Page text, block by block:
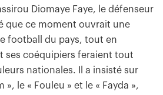
Diomaye Faye, le défenseur
que ce moment ouvrait une
football du pays, tout en
ses coéquipiers feraient tout
nationales. Il a insisté sur
», le « Fouleu » et le « Fayda »,